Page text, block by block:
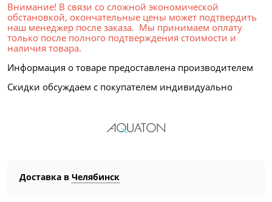
Внимание! В связи со сложной экономической
обстановкой, окончательные цены может подтвердить
наш менеджер после заказа. Мы принимаем оплату
только после полного подтверждения стоимости и
наличия товара.
Информация о товаре предоставлена производителем
Скидки обсуждаем с покупателем индивидуально
Доставка в Челябинск